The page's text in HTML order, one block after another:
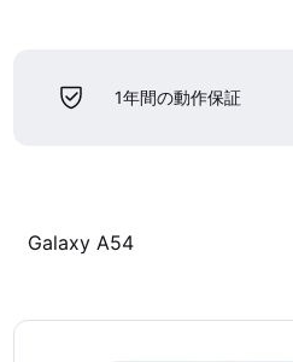
1年間の動作保証
Galaxy A54